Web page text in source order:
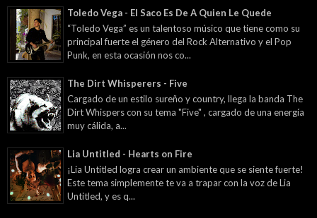
Toledo Vega - El Saco Es De A Quien Le Quede
“Toledo Vega” es un talentoso músico que tiene como su
principal fuerte el género del Rock Alternativo y el Pop
Punk, en esta ocasión nos co...
The Dirt Whisperers - Five
Cargado de un estilo sureño y country, llega la banda The
Dirt Whispers con su tema "Five" , cargado de una energía
muy cálida, a...
Lia Untitled - Hearts on Fire
¡Lia Untitled logra crear un ambiente que se siente fuerte!
Este tema simplemente te va a trapar con la voz de Lia
Untitled, y es q...